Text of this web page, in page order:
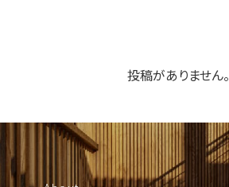
投稿がありません。